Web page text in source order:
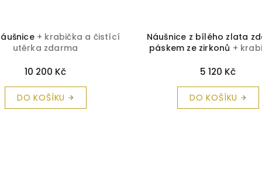
+ krabička a čistící
utěrka zdarma
10 200 Kč
DO KOŠÍKU
Náušnice z bílého zlata
páskem ze zirkonů +
5 120 Kč
DO KOŠÍKU